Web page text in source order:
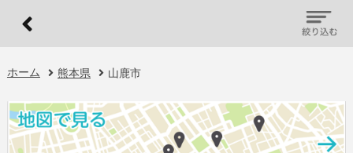
ホーム 熊本県 山鹿市